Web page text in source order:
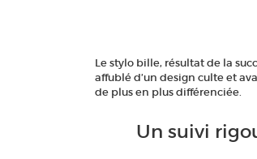
Le stylo bille, résultat de la
affublé d’un design culte et
de plus en plus différenciée.
Un suivi